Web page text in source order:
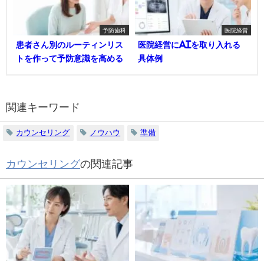
予防歯科
患者さん別のルーティンリス
トを作って予防意識を高める
医院経営
医院経営にAIを取り入れる
具体例
関連キーワード
カウンセリング ノウハウ 準備
カウンセリングの関連記事